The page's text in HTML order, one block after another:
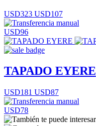
USD323 USD107
USD96
TAPADO EYERE
USD181 USD87
USD78